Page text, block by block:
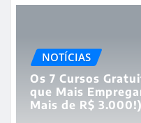
NOTÍCIAS
Os 7 Cursos
que Mais
Mais de R$ 3.000!)